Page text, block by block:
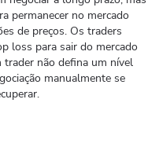
permanecer no mercado
de preços. Os traders
loss para sair do mercado
trader não defina um nível
manualmente se